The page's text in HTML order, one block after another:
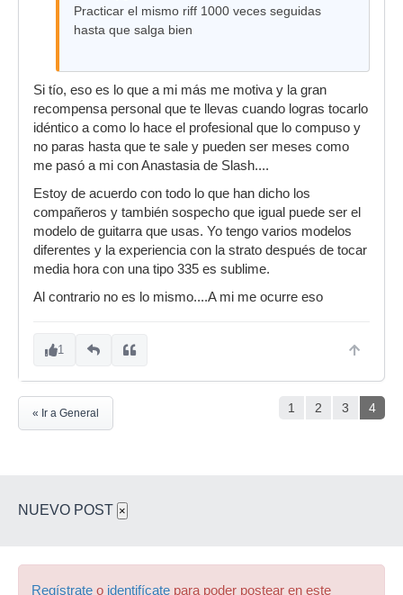
Practicar el mismo riff 1000 veces seguidas
hasta que salga bien
Si tío, eso es lo que a mi más me motiva y la gran
recompensa personal que te llevas cuando logras tocarlo
idéntico a como lo hace el profesional que lo compuso y
no paras hasta que te sale y pueden ser meses como
me pasó a mi con Anastasia de Slash....
Estoy de acuerdo con todo lo que han dicho los
compañeros y también sospecho que igual puede ser el
modelo de guitarra que usas. Yo tengo varios modelos
diferentes y la experiencia con la strato después de tocar
media hora con una tipo 335 es sublime.
Al contrario no es lo mismo....A mi me ocurre eso
1
1 2 3 4
« Ir a General
NUEVO POST ×
Regístrate o identifícate para poder postear en este